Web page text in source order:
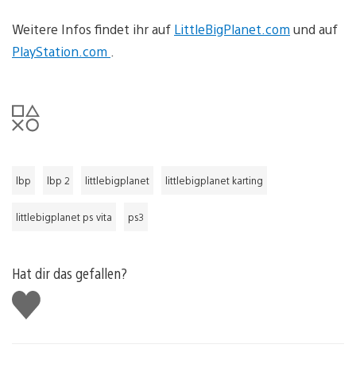
Weitere Infos findet ihr auf LittleBigPlanet.com und auf
PlayStation.com
lbp lbp 2 littlebigplanet littlebigplanet karting
littlebigplanet ps vita ps3
Hat dir das gefallen?
Gefällt
mir